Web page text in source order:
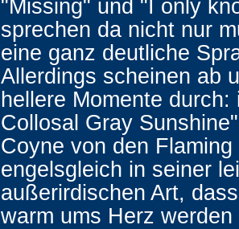
"Missing" und "I only
sprechen da nicht nur
eine ganz deutliche
Allerdings scheinen ab
hellere Momente durch:
Collosal Gray
Coyne von den
engelsgleich in seiner
außerirdischen Art,
warm ums Herz werden